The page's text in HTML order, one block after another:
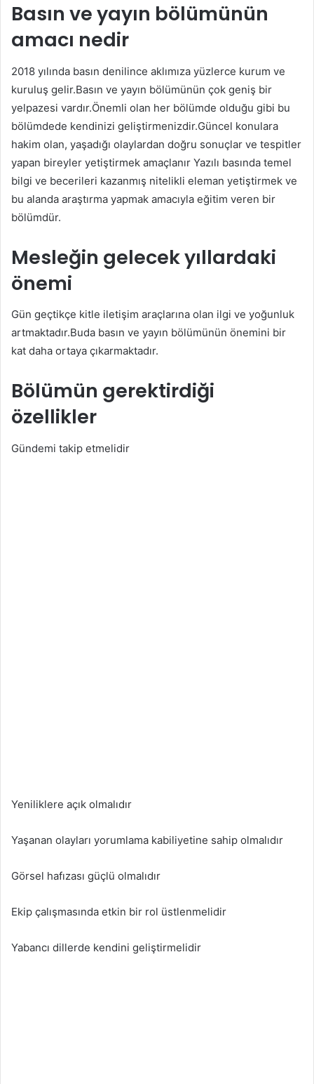
Basın ve yayın bölümünün
amacı nedir
2018 yılında basın denilince aklımıza yüzlerce kurum ve
kuruluş gelir.Basın ve yayın bölümünün çok geniş bir
yelpazesi vardır.Önemli olan her bölümde olduğu gibi bu
bölümdede kendinizi geliştirmenizdir.Güncel konulara
hakim olan, yaşadığı olaylardan doğru sonuçlar ve tespitler
yapan bireyler yetiştirmek amaçlanır Yazılı basında temel
bilgi ve becerileri kazanmış nitelikli eleman yetiştirmek ve
bu alanda araştırma yapmak amacıyla eğitim veren bir
bölümdür.
Mesleğin gelecek yıllardaki
önemi
Gün geçtikçe kitle iletişim araçlarına olan ilgi ve yoğunluk
artmaktadır.Buda basın ve yayın bölümünün önemini bir
kat daha ortaya çıkarmaktadır.
Bölümün gerektirdiği
özellikler
Gündemi takip etmelidir
Yeniliklere açık olmalıdır
Yaşanan olayları yorumlama kabiliyetine sahip olmalıdır
Görsel hafızası güçlü olmalıdır
Ekip çalışmasında etkin bir rol üstlenmelidir
Yabancı dillerde kendini geliştirmelidir